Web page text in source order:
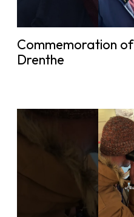
Commemoration
Drenthe